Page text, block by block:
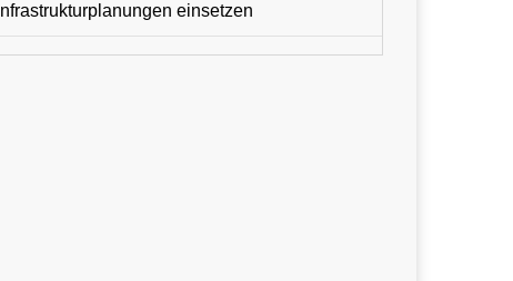
Infrastrukturplanungen einsetzen